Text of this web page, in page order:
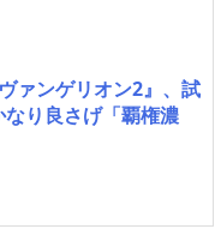
ァンゲリオン2』、試
り良さげ「覇権濃